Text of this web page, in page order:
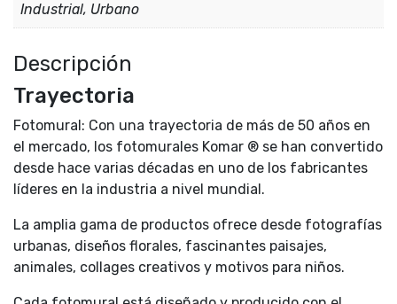
Industrial, Urbano
Descripción
Trayectoria
Fotomural: Con una trayectoria de más de 50 años en
el mercado, los fotomurales Komar ® se han convertido
desde hace varias décadas en uno de los fabricantes
líderes en la industria a nivel mundial.
La amplia gama de productos ofrece desde fotografías
urbanas, diseños florales, fascinantes paisajes,
animales, collages creativos y motivos para niños.